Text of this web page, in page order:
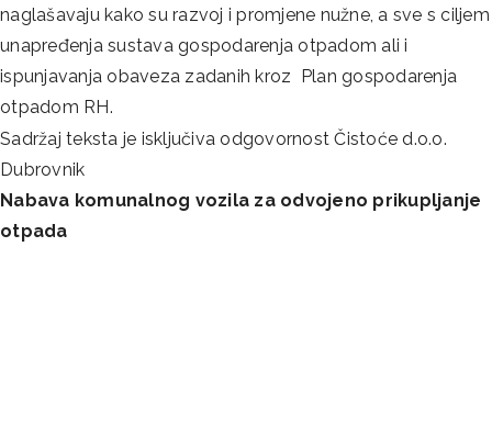
naglašavaju kako su razvoj i promjene nužne, a sve s ciljem
unapređenja sustava gospodarenja otpadom ali i
ispunjavanja obaveza zadanih kroz Plan gospodarenja
otpadom RH.
Sadržaj teksta je isključiva odgovornost Čistoće d.o.o.
Dubrovnik
Nabava komunalnog vozila za odvojeno prikupljanje
otpada